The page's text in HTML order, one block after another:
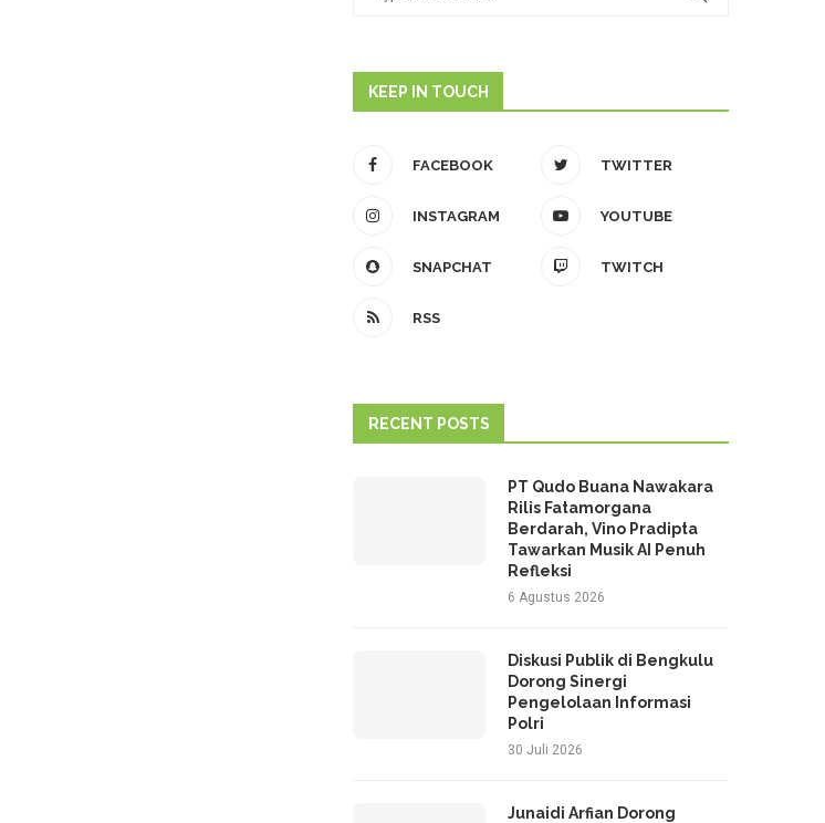
KEEP IN TOUCH
FACEBOOK TWITTER
INSTAGRAM YOUTUBE
SNAPCHAT TWITCH
RSS
RECENT POSTS
PT Qudo Buana Nawakara
Rilis Fatamorgana
Berdarah, Vino Pradipta
Tawarkan Musik AI Penuh
Refleksi
6 Agustus 2026
Diskusi Publik di Bengkulu
Dorong Sinergi
Pengelolaan Informasi
Polri
30 Juli 2026
Junaidi Arfian Dorong